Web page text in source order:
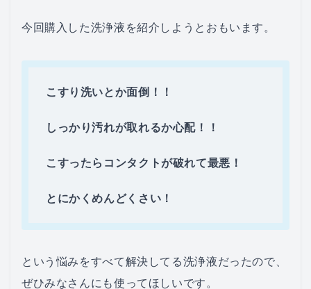
今回購入した洗浄液を紹介しようとおもいます。
こすり洗いとか面倒！！
しっかり汚れが取れるか心配！！
こすったらコンタクトが破れて最悪！
とにかくめんどくさい！
という悩みをすべて解決してる洗浄液だったので、
ぜひみなさんにも使ってほしいです。